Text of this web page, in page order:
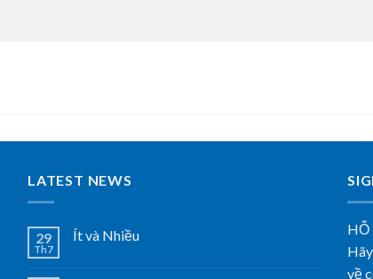
LATEST NEWS
29
Th7
Ít và Nhiều
HỖ
về